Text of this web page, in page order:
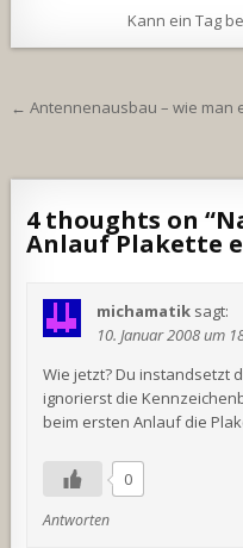
Kann ein Tag
← Antennenausbau – wie man
4 thoughts on “
Anlauf Plakette
michamatik sagt:
10. Januar 2008 um
Wie jetzt? Du instandsetzt
ignorierst die
beim ersten Anlauf die
0
Antworten